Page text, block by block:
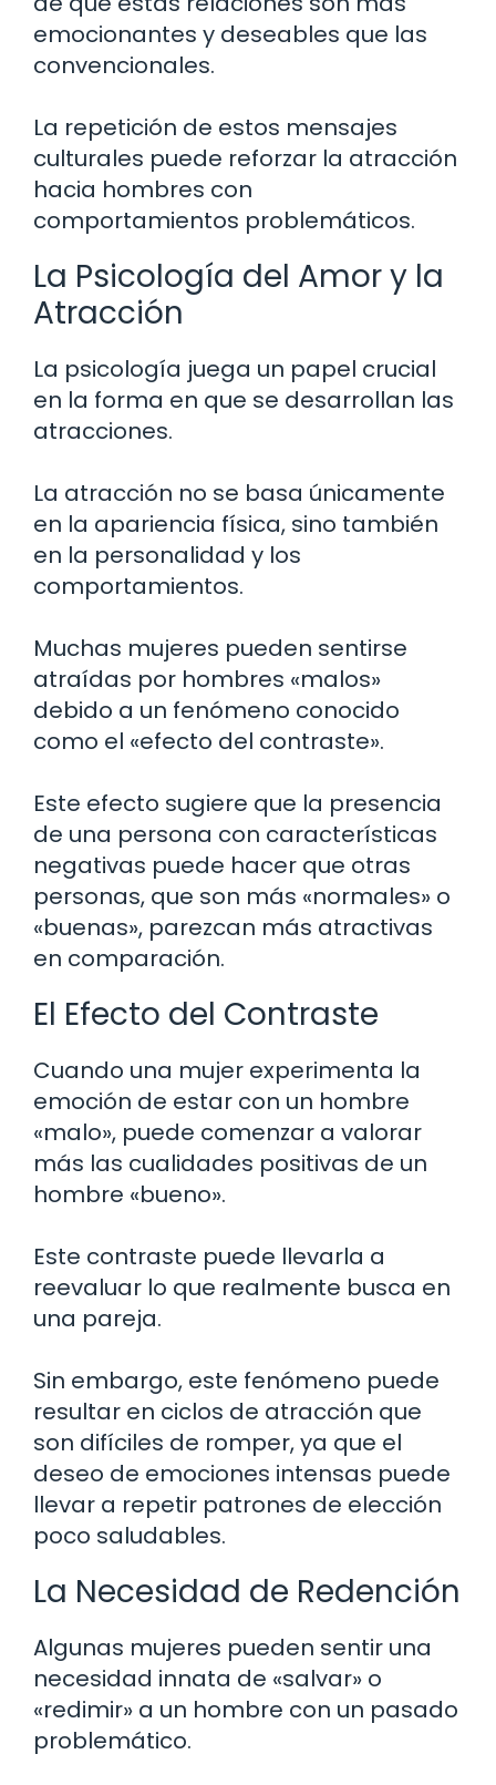
emocionantes y deseables que las
convencionales.
La repetición de estos mensajes
culturales puede reforzar la atracción
hacia hombres con
comportamientos problemáticos.
La Psicología del Amor y la
Atracción
La psicología juega un papel crucial
en la forma en que se desarrollan las
atracciones.
La atracción no se basa únicamente
en la apariencia física, sino también
en la personalidad y los
comportamientos.
Muchas mujeres pueden sentirse
atraídas por hombres «malos»
debido a un fenómeno conocido
como el «efecto del contraste».
Este efecto sugiere que la presencia
de una persona con características
negativas puede hacer que otras
personas, que son más «normales» o
«buenas», parezcan más atractivas
en comparación.
El Efecto del Contraste
Cuando una mujer experimenta la
emoción de estar con un hombre
«malo», puede comenzar a valorar
más las cualidades positivas de un
hombre «bueno».
Este contraste puede llevarla a
reevaluar lo que realmente busca en
una pareja.
Sin embargo, este fenómeno puede
resultar en ciclos de atracción que
son difíciles de romper, ya que el
deseo de emociones intensas puede
llevar a repetir patrones de elección
poco saludables.
La Necesidad de Redención
Algunas mujeres pueden sentir una
necesidad innata de «salvar» o
«redimir» a un hombre con un pasado
problemático.